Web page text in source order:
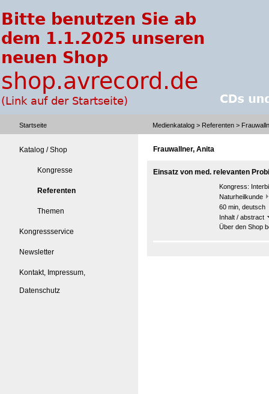
Startseite Medienkatalog > Referenten >
Katalog / Shop
Kongresse
Referenten
Themen
Kongressservice
Newsletter
Kontakt, Impressum,
Datenschutz
Frauwallner, Anita
Einsatz von med. relevanten
Kongress:
Naturheilkunde
60 min, deutsch
Inhalt / abstract
Über den Shop